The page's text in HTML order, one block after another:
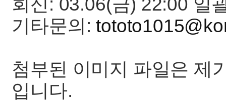
회신: 03.06(금) 22:00 일
기타문의:
첨부된 이미지 파일은 제
입니다.